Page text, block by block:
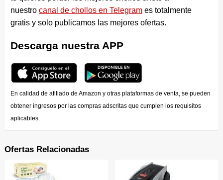
nuestro canal de chollos en Telegrames totalmente
gratis y solo publicamos las mejores ofertas.
Descarga nuestra APP
En calidad de afiliado de Amazon y otras plataformas de venta, se pueden
obtener ingresos por las compras adscritas que cumplen los requisitos
aplicables.
Ofertas Relacionadas